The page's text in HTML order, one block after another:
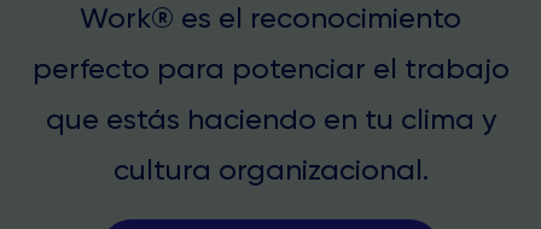
Work® es el reconocimiento
perfecto para potenciar el trabajo
que estás haciendo en tu clima y
cultura organizacional.